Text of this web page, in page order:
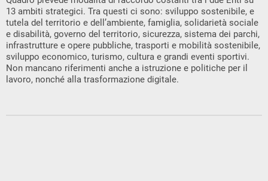
13 ambiti strategici. Tra questi ci sono: sviluppo sostenibile, e
tutela del territorio e dell’ambiente, famiglia, solidarietà sociale
e disabilità, governo del territorio, sicurezza, sistema dei parchi,
infrastrutture e opere pubbliche, trasporti e mobilità sostenibile,
sviluppo economico, turismo, cultura e grandi eventi sportivi.
Non mancano riferimenti anche a istruzione e politiche per il
lavoro, nonché alla trasformazione digitale.